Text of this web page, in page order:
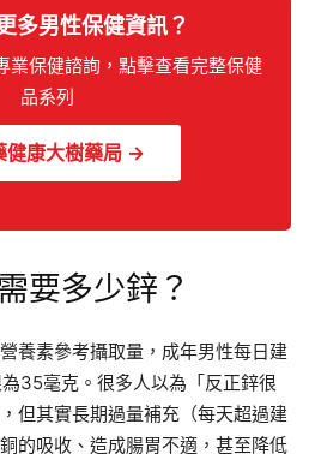
多男性保健資訊？
業保健諮詢，點擊查看完整保健
品系列
健康大樹藥局 →
要多少鋅？
養素參考攝取量，成年男性每日建
為35毫克。很多人以為「反正鋅很
但其實長期過量補充（每天超過建
的吸收、造成腸胃不適，甚至降低